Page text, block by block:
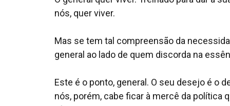
nós, quer viver.
Mas se tem tal compreensão da
general ao lado de quem discorda na
Este é o ponto, general. O seu desejo é o
nós, porém, cabe ficar à mercê da política